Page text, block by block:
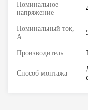
Номинальное
напряжение
Номинальный ток,
А
Производитель
Способ монтажа